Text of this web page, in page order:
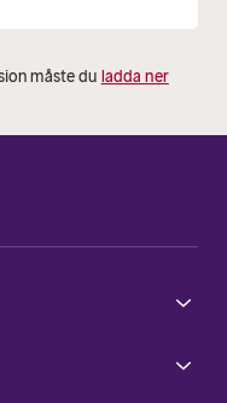
måste du ladda ner